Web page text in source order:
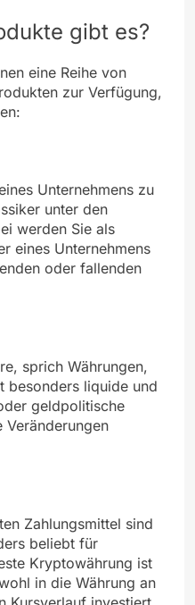
gibt es?
eine Reihe von
zur Verfügung,
Unternehmens zu
unter den
werden Sie als
eines Unternehmens
oder fallenden
sprich Währungen,
besonders liquide und
geldpolitische
Veränderungen
Zahlungsmittel sind
beliebt für
Kryptowährung ist
in die Währung an